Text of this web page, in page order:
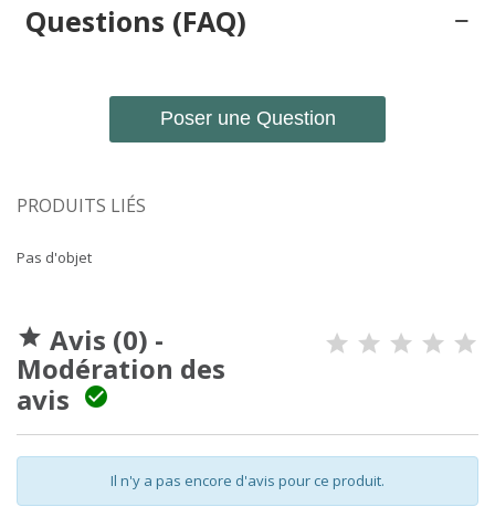
Questions (FAQ)
Poser une Question
PRODUITS LIÉS
Pas d'objet
 Avis (0) -
Modération des
avis

Il n'y a pas encore d'avis pour ce produit.